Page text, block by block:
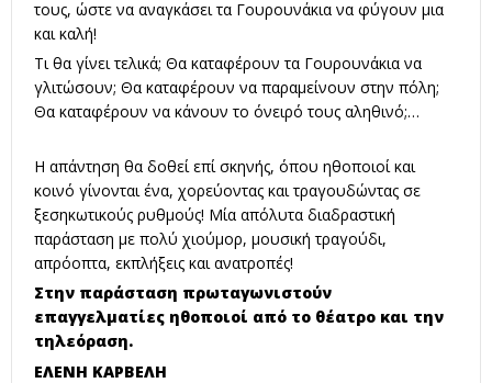
τους, ώστε να αναγκάσει τα Γουρουνάκια να φύγουν μια
και καλή!
Τι θα γίνει τελικά; Θα καταφέρουν τα Γουρουνάκια να
γλιτώσουν; Θα καταφέρουν να παραμείνουν στην πόλη;
Θα καταφέρουν να κάνουν το όνειρό τους αληθινό;…
Η απάντηση θα δοθεί επί σκηνής, όπου ηθοποιοί και
κοινό γίνονται ένα, χορεύοντας και τραγουδώντας σε
ξεσηκωτικούς ρυθμούς! Μία απόλυτα διαδραστική
παράσταση με πολύ χιούμορ, μουσική τραγούδι,
απρόοπτα, εκπλήξεις και ανατροπές!
Στην παράσταση πρωταγωνιστούν
επαγγελματίες ηθοποιοί από το θέατρο και την
τηλεόραση.
ΕΛΕΝΗ ΚΑΡΒΕΛΗ